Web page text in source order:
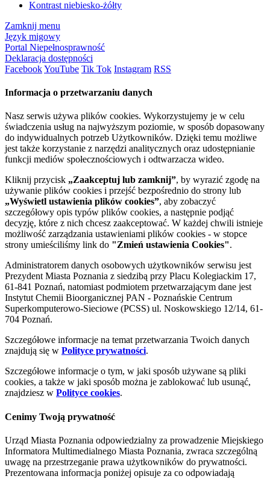
Kontrast niebiesko-żółty
Zamknij menu
Język migowy
Portal Niepełnosprawność
Deklaracja dostępności
FacebookYouTube Tik Tok Instagram RSS
Informacja o przetwarzaniu danych
Nasz serwis używa plików cookies. Wykorzystujemy je w celu
świadczenia usług na najwyższym poziomie, w sposób dopasowany
do indywidualnych potrzeb Użytkowników. Dzięki temu możliwe
jest także korzystanie z narzędzi analitycznych oraz udostępnianie
funkcji mediów społecznościowych i odtwarzacza wideo.
Kliknij przycisk „Zaakceptuj lub zamknij”, by wyrazić zgodę na
używanie plików cookies i przejść bezpośrednio do strony lub
„Wyświetl ustawienia plików cookies”, aby zobaczyć
szczegółowy opis typów plików cookies, a następnie podjąć
decyzję, które z nich chcesz zaakceptować. W każdej chwili istnieje
możliwość zarządzania ustawieniami plików cookies - w stopce
strony umieściliśmy link do "Zmień ustawienia Cookies".
Administratorem danych osobowych użytkowników serwisu jest
Prezydent Miasta Poznania z siedzibą przy Placu Kolegiackim 17,
61-841 Poznań, natomiast podmiotem przetwarzającym dane jest
Instytut Chemii Bioorganicznej PAN - Poznańskie Centrum
Superkomputerowo-Sieciowe (PCSS) ul. Noskowskiego 12/14, 61-
704 Poznań.
Szczegółowe informacje na temat przetwarzania Twoich danych
znajdują się w Polityce prywatności.
Szczegółowe informacje o tym, w jaki sposób używane są pliki
cookies, a także w jaki sposób można je zablokować lub usunąć,
znajdziesz w Polityce cookies.
Cenimy Twoją prywatność
Urząd Miasta Poznania odpowiedzialny za prowadzenie Miejskiego
Informatora Multimedialnego Miasta Poznania, zwraca szczególną
uwagę na przestrzeganie prawa użytkowników do prywatności.
Prezentowana informacja poniżej opisuje za co odpowiadają